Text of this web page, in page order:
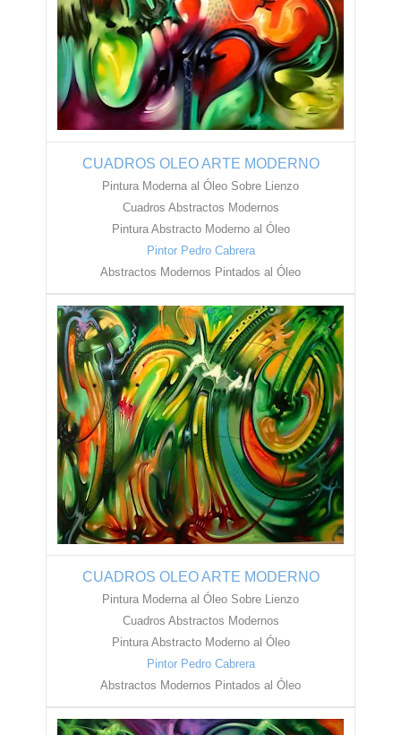
CUADROS OLEO ARTE MODERNO
Pintura Moderna al Óleo Sobre Lienzo
Cuadros Abstractos Modernos
Pintura Abstracto Moderno al Óleo
Pintor Pedro Cabrera
Abstractos Modernos Pintados al Óleo
CUADROS OLEO ARTE MODERNO
Pintura Moderna al Óleo Sobre Lienzo
Cuadros Abstractos Modernos
Pintura Abstracto Moderno al Óleo
Pintor Pedro Cabrera
Abstractos Modernos Pintados al Óleo